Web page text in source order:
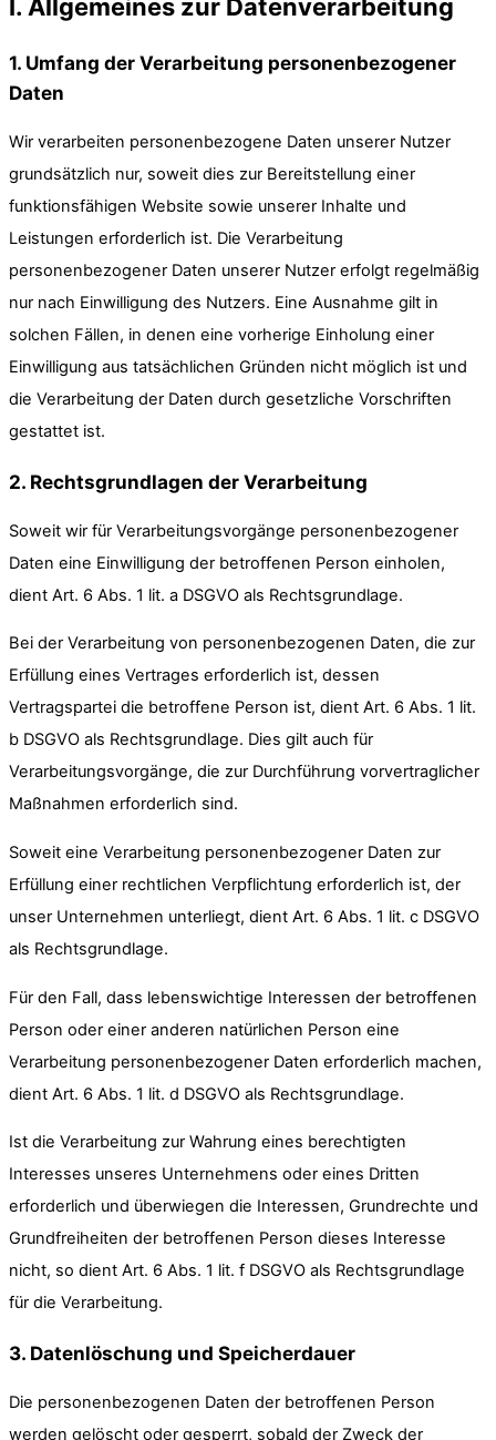
I. Allgemeines zur Datenverarbeitung
1. Umfang der Verarbeitung personenbezogener
Daten
Wir verarbeiten personenbezogene Daten unserer Nutzer
grundsätzlich nur, soweit dies zur Bereitstellung einer
funktionsfähigen Website sowie unserer Inhalte und
Leistungen erforderlich ist. Die Verarbeitung
personenbezogener Daten unserer Nutzer erfolgt regelmäßig
nur nach Einwilligung des Nutzers. Eine Ausnahme gilt in
solchen Fällen, in denen eine vorherige Einholung einer
Einwilligung aus tatsächlichen Gründen nicht möglich ist und
die Verarbeitung der Daten durch gesetzliche Vorschriften
gestattet ist.
2. Rechtsgrundlagen der Verarbeitung
Soweit wir für Verarbeitungsvorgänge personenbezogener
Daten eine Einwilligung der betroffenen Person einholen,
dient Art. 6 Abs. 1 lit. a DSGVO als Rechtsgrundlage.
Bei der Verarbeitung von personenbezogenen Daten, die zur
Erfüllung eines Vertrages erforderlich ist, dessen
Vertragspartei die betroffene Person ist, dient Art. 6 Abs. 1 lit.
b DSGVO als Rechtsgrundlage. Dies gilt auch für
Verarbeitungsvorgänge, die zur Durchführung vorvertraglicher
Maßnahmen erforderlich sind.
Soweit eine Verarbeitung personenbezogener Daten zur
Erfüllung einer rechtlichen Verpflichtung erforderlich ist, der
unser Unternehmen unterliegt, dient Art. 6 Abs. 1 lit. c DSGVO
als Rechtsgrundlage.
Für den Fall, dass lebenswichtige Interessen der betroffenen
Person oder einer anderen natürlichen Person eine
Verarbeitung personenbezogener Daten erforderlich machen,
dient Art. 6 Abs. 1 lit. d DSGVO als Rechtsgrundlage.
Ist die Verarbeitung zur Wahrung eines berechtigten
Interesses unseres Unternehmens oder eines Dritten
erforderlich und überwiegen die Interessen, Grundrechte und
Grundfreiheiten der betroffenen Person dieses Interesse
nicht, so dient Art. 6 Abs. 1 lit. f DSGVO als Rechtsgrundlage
für die Verarbeitung.
3. Datenlöschung und Speicherdauer
Die personenbezogenen Daten der betroffenen Person
werden gelöscht oder gesperrt, sobald der Zweck der